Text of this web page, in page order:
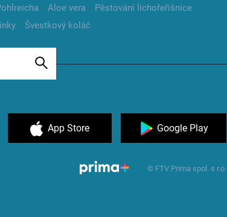
Aloe vera
Pěstování lichořeřišnice
Švestkový koláč
App Store Google Play
© FTV Prima spol. s r.o.